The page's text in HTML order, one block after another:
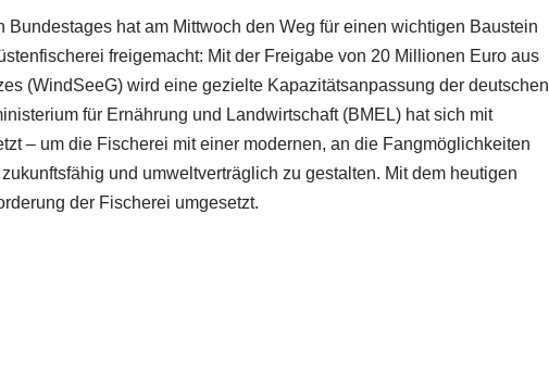
hat am Mittwoch den Weg für einen wichtigen Baustein
freigemacht: Mit der Freigabe von 20 Millionen Euro aus
(WindSeeG) wird eine gezielte Kapazitätsanpassung der deutschen
für Ernährung und Landwirtschaft (BMEL) hat sich mit
– um die Fischerei mit einer modernen, an die Fangmöglichkeiten
und umweltverträglich zu gestalten. Mit dem heutigen
der Fischerei umgesetzt.